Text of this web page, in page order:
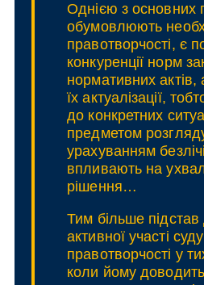
Однією з основних
обумовлюють
правотворчості, є
конкуренції норм
нормативних
їх актуалізації,
до конкретних
предметом
урахуванням
впливають на
рішення…
Тим більше
активної участі
правотворчості у
коли йому